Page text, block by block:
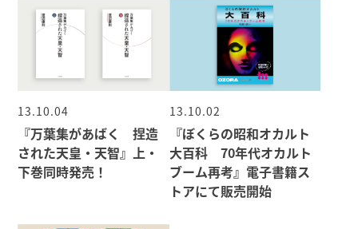
13.10.04
『万葉集があばく 捏造
された天皇・天智』上・
下巻同時発売！
13.10.02
『ぼくらの昭和オカルト
大百科 70年代オカルト
ブーム再考』電子書籍ス
トアにて販売開始